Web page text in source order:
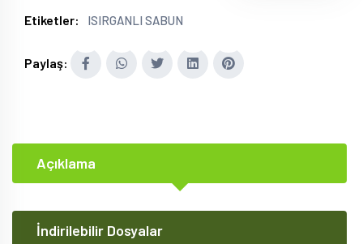
Etiketler: ISIRGANLI SABUN
Paylaş:
Açıklama
İndirilebilir Dosyalar